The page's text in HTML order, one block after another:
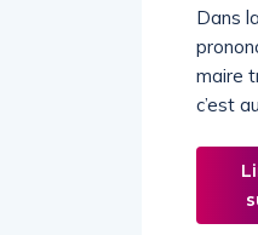
Dans
maire
c’est